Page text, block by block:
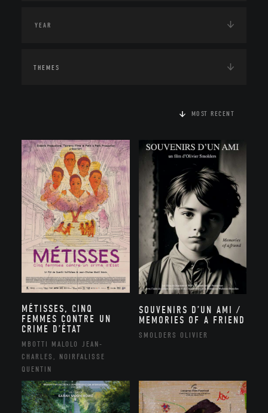
THEMES
MOST RECENT
MÉTISSES, CINQ
FEMMES CONTRE UN
CRIME D’ÉTAT
MBOTTI MALOLO JEAN-
CHARLES, NOIRFALISSE
QUENTIN
SOUVENIRS D’UN AMI /
MEMORIES OF A FRIEND
SMOLDERS OLIVIER